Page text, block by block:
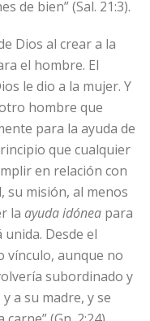
de bien” (Sal. 21:3).
Dios al crear a la
el hombre. El
le dio a la mujer. Y
hombre que
para la ayuda de
que cualquier
en relación con
su misión, al menos
la ayuda idónea para
Desde el
vínculo, aunque no
subordinado y
a su madre, y se